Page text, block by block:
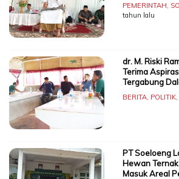
PEMERINTAH,
tahun lalu
dr. M. Riski
Terima
Tergabung
BERITA, POLITIK,
PT Soeloeng
Hewan
Masuk Areal